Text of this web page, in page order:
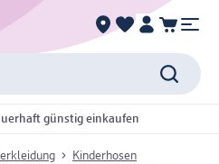
günstig einkaufen
Kinderhosen